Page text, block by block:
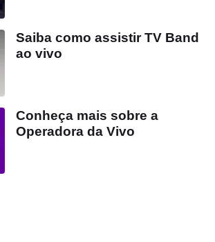
Saiba como assistir TV Band
ao vivo
Conheça mais sobre a
Operadora da Vivo